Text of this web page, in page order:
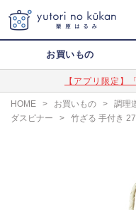
お買いもの
【アプリ限定】
HOME > お買いもの > 調理
ダスピナー
> 竹ざる 手付き